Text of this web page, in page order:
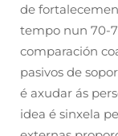
de
tempo nun 70-
comparación
pasivos de
é axudar ás
idea é sinxela